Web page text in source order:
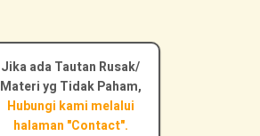
Jika ada Tautan Rusak/
Materi yg Tidak Paham,
Hubungi kami melalui
halaman "Contact".